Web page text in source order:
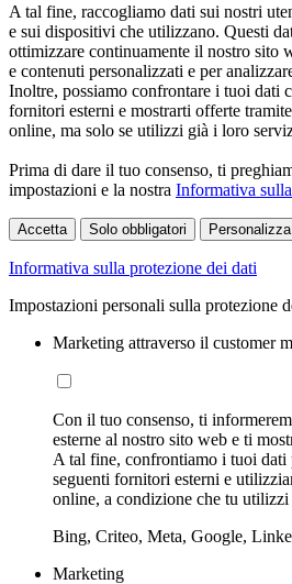
A tal fine, raccogliamo dati sui nostri
e sui dispositivi che utilizzano. Questi
ottimizzare continuamente il nostro sito
e contenuti personalizzati e per
Inoltre, possiamo confrontare i tuoi dati
fornitori esterni e mostrarti offerte
online, ma solo se utilizzi già i loro
Prima di dare il tuo consenso, ti
impostazioni e la nostra Informativa
Accetta Solo obbligatori
Informativa sulla protezione dei dati
Impostazioni personali sulla protezione
Marketing attraverso il customer
Con il tuo consenso, ti
esterne al nostro sito web e ti
A tal fine, confrontiamo i tuoi dati
seguenti fornitori esterni e
online, a condizione che tu
Bing, Criteo, Meta, Google,
Marketing